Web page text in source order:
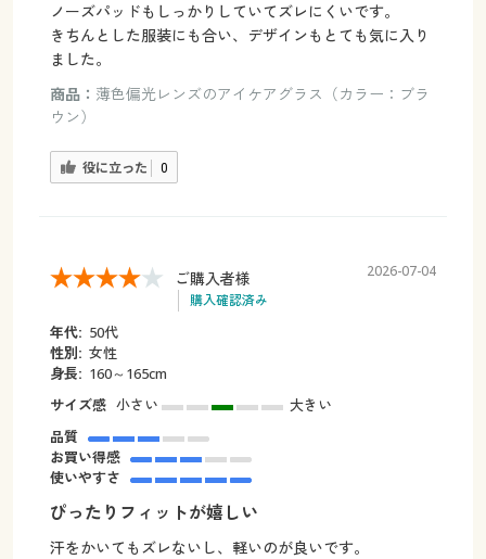
ノーズパッドもしっかりしていてズレにくいです。
きちんとした服装にも合い、デザインもとても気に入り
ました。
商品： 薄色偏光レンズのアイケアグラス（カラー：ブラ
ウン）
役に立った 0
ご購入者様
購入確認済み
2026-07-04
年代: 50代
性別: 女性
身長: 160～165cm
サイズ感 小さい
大きい
品質
お買い得感
使いやすさ
ぴったりフィットが嬉しい
汗をかいてもズレないし、軽いのが良いです。